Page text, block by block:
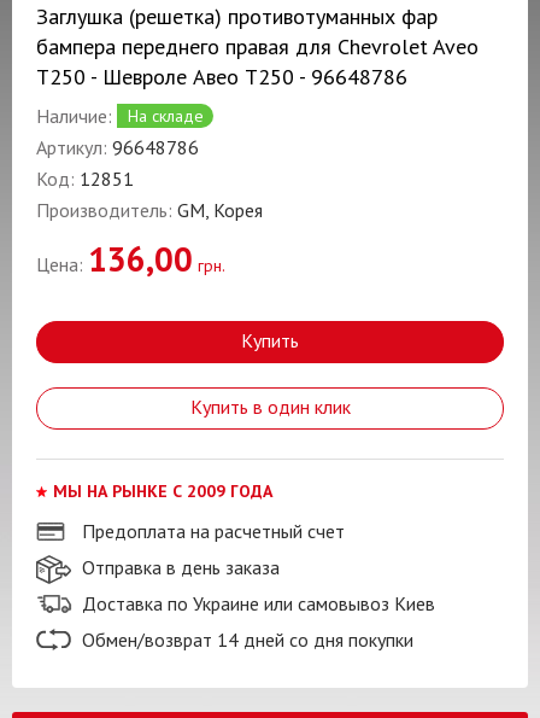
Заглушка (решетка) противотуманных фар
бампера переднего правая для Chevrolet Aveo
T250 - Шевроле Авео Т250 - 96648786
Наличие: На складе
Артикул: 96648786
Код: 12851
Производитель: GM, Корея
Цена: 136,00 грн.
Купить
Купить в один клик
МЫ НА РЫНКЕ С 2009 ГОДА
Предоплата на расчетный счет
Отправка в день заказа
Доставка по Украине или самовывоз Киев
Обмен/возврат 14 дней со дня покупки